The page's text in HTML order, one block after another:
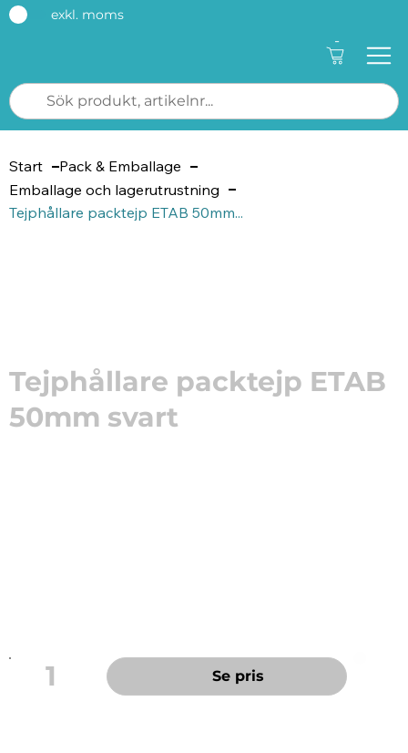
exkl. moms
-
Start
Pack & Emballage
Emballage och lagerutrustning
Tejphållare packtejp ETAB 50mm...
Tejphållare packtejp ETAB
50mm svart
1 Se pris